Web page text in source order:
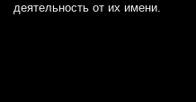
деятельность от их имени.